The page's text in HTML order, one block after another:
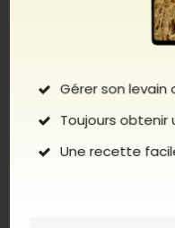
pas géré
pour démarrer un
de votre levain.
bonne santé sur le
Gérer son levain
Toujours obtenir
Une recette